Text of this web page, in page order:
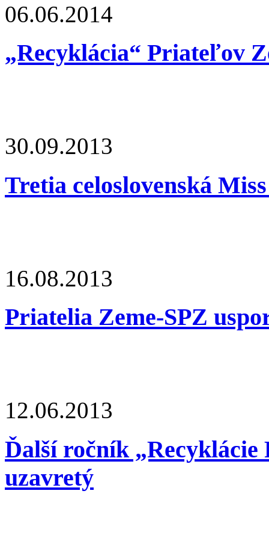
06.06.2014
„Recyklácia“ Priateľov
30.09.2013
Tretia celoslovenská
16.08.2013
Priatelia Zeme-SPZ
12.06.2013
Ďalší ročník „Recyklácie
uzavretý